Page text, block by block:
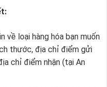
về loại hàng hóa bạn muốn
thước, địa chỉ điểm gửi
chỉ điểm nhận (tại An